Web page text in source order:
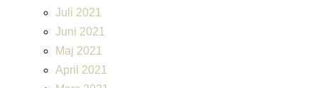
Juli 2021
Juni 2021
Maj 2021
April 2021